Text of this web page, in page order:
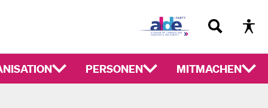
PERSONEN MITMACHEN